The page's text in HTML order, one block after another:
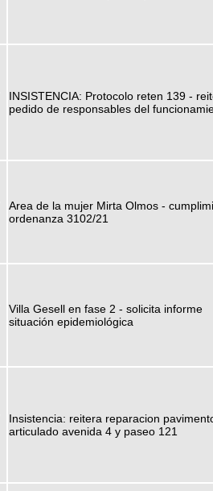
INSISTENCIA: Protocolo reten 139 -
pedido de responsables del
Area de la mujer Mirta Olmos -
ordenanza 3102/21
Villa Gesell en fase 2 - solicita informe
situación epidemiológica
Insistencia: reitera reparacion
articulado avenida 4 y paseo 121